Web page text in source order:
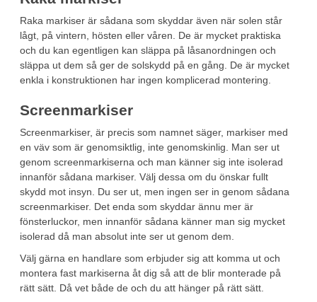
Raka markiser är sådana som skyddar även när solen står
lågt, på vintern, hösten eller våren. De är mycket praktiska
och du kan egentligen kan släppa på låsanordningen och
släppa ut dem så ger de solskydd på en gång. De är mycket
enkla i konstruktionen har ingen komplicerad montering.
Screenmarkiser
Screenmarkiser, är precis som namnet säger, markiser med
en väv som är genomsiktlig, inte genomskinlig. Man ser ut
genom screenmarkiserna och man känner sig inte isolerad
innanför sådana markiser. Välj dessa om du önskar fullt
skydd mot insyn. Du ser ut, men ingen ser in genom sådana
screenmarkiser. Det enda som skyddar ännu mer är
fönsterluckor, men innanför sådana känner man sig mycket
isolerad då man absolut inte ser ut genom dem.
Välj gärna en handlare som erbjuder sig att komma ut och
montera fast markiserna åt dig så att de blir monterade på
rätt sätt. Då vet både de och du att hänger på rätt sätt.